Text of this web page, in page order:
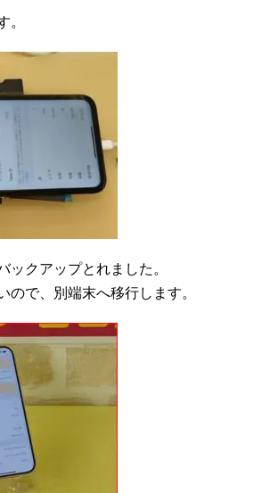
。
ックアップとれました。
ので、別端末へ移行します。